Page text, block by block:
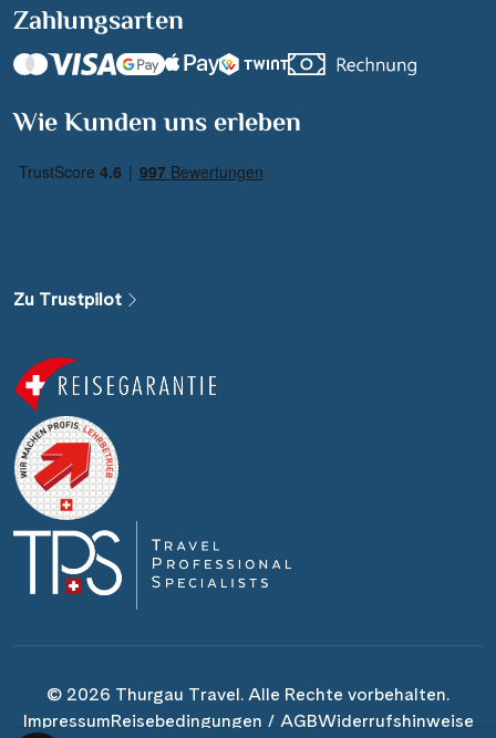
Zahlungsarten
Wie Kunden uns erleben
Zu Trustpilot
© 2026 Thurgau Travel. Alle Rechte vorbehalten.
ImpressumReisebedingungen / AGBWiderrufshinweise
Suchen & Buchen
Alle Gewässer
Alle Schiffe
Reisethema
Alle Sehenswürdigkeiten
Abfahrtshafen